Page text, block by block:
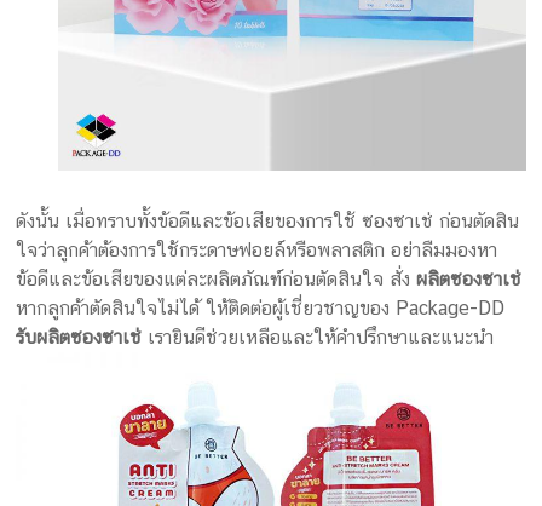
ดังนั้น เมื่อทราบทั้งข้อดีและข้อเสียของการใช้ ซองซาเช่ ก่อนตัดสิน
ใจว่าลูกค้าต้องการใช้กระดาษฟอยล์หรือพลาสติก อย่าลืมมองหา
ข้อดีและข้อเสียของแต่ละผลิตภัณฑ์ก่อนตัดสินใจ สั่งผลิตซองซาเช่
หากลูกค้าตัดสินใจไม่ได้ ให้ติดต่อผู้เชี่ยวชาญของ Package-DD
รับผลิตซองซาเช่ เรายินดีช่วยเหลือและให้คำปรึกษาและแนะนำ